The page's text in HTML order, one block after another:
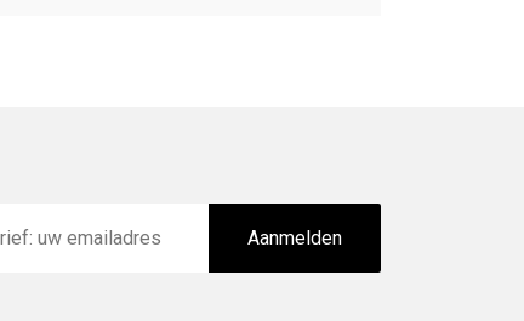
Aanmelden